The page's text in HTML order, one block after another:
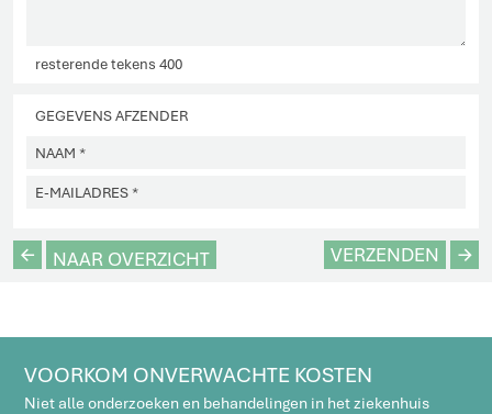
resterende tekens 400
GEGEVENS AFZENDER
VERZENDEN R
L NAAR OVERZICHT
VOORKOM ONVERWACHTE KOSTEN
Niet alle onderzoeken en behandelingen in het ziekenhuis